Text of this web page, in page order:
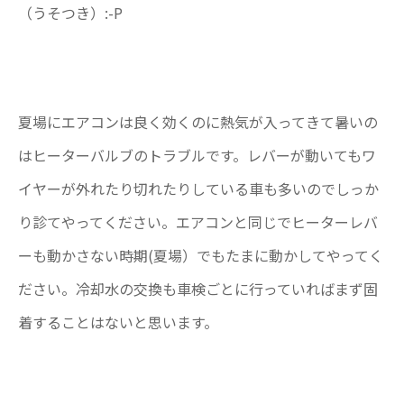
（うそつき）:-P
夏場にエアコンは良く効くのに熱気が入ってきて暑いの
はヒーターバルブのトラブルです。レバーが動いてもワ
イヤーが外れたり切れたりしている車も多いのでしっか
り診てやってください。エアコンと同じでヒーターレバ
ーも動かさない時期(夏場）でもたまに動かしてやってく
ださい。冷却水の交換も車検ごとに行っていればまず固
着することはないと思います。